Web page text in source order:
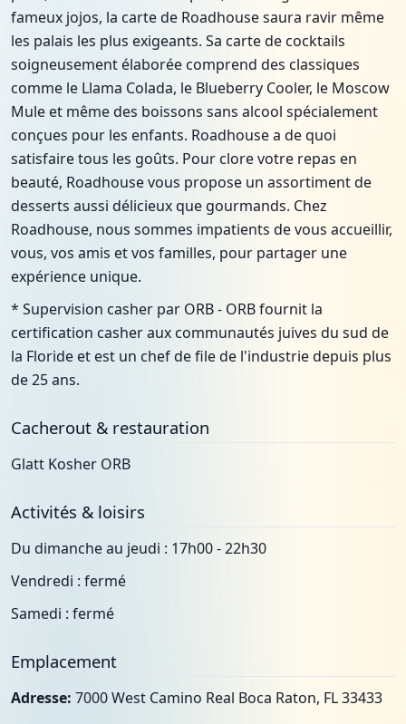
fameux jojos, la carte de Roadhouse saura ravir même
les palais les plus exigeants. Sa carte de cocktails
soigneusement élaborée comprend des classiques
comme le Llama Colada, le Blueberry Cooler, le Moscow
Mule et même des boissons sans alcool spécialement
conçues pour les enfants. Roadhouse a de quoi
satisfaire tous les goûts. Pour clore votre repas en
beauté, Roadhouse vous propose un assortiment de
desserts aussi délicieux que gourmands. Chez
Roadhouse, nous sommes impatients de vous accueillir,
vous, vos amis et vos familles, pour partager une
expérience unique.
* Supervision casher par ORB - ORB fournit la
certification casher aux communautés juives du sud de
la Floride et est un chef de file de l'industrie depuis plus
de 25 ans.
Cacherout & restauration
Glatt Kosher ORB
Activités & loisirs
Du dimanche au jeudi : 17h00 - 22h30
Vendredi : fermé
Samedi : fermé
Emplacement
Adresse: 7000 West Camino Real Boca Raton, FL 33433